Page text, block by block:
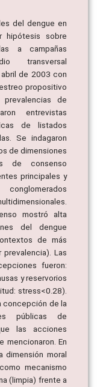
del dengue en
hipótesis sobre
a campañas
transversal
de 2003 con
propositivo
de
entrevistas
de listados
Se indagaron
de dimensiones
de consenso
principales y
mostró alta
del dengue
de más
Las
fueron:
y reservorios
stress<0.28).
de la
públicas de
las acciones
mencionaron. En
dimensión moral
mecanismo
(limpia) frente a
y enfermas).